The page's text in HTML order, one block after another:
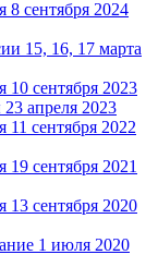
8 сентября 2024
15, 16, 17 марта
10 сентября 2023
апреля 2023
сентября 2022
сентября 2021
13 сентября 2020
1 июля 2020